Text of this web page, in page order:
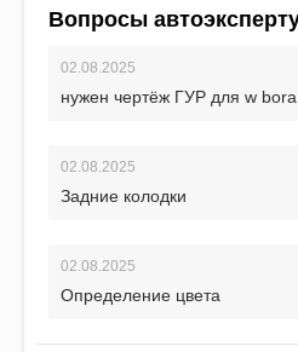
Вопросы
02.08.2025
нужен чертёж ГУР для w
02.08.2025
Задние колодки
02.08.2025
Определение цвета